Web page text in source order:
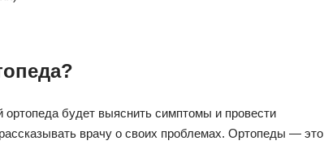
ортопеда будет выяснить симптомы и провести
врачу о своих проблемах. Ортопеды — это